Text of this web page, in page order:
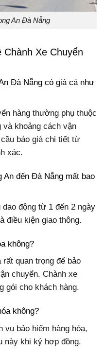
An Đà Nẵng
Xe Chuyển
Đà Nẵng có giá cả như
hàng thường phụ thuộc
khoảng cách vận
báo giá chi tiết từ
xác.
đến Đà Nẵng mất bao
động từ 1 đến 2 ngày
điều kiện giao thông.
không?
quan trọng để bảo
chuyển. Chành xe
gói cho khách hàng.
không?
vụ bảo hiểm hàng hóa,
này khi ký hợp đồng.